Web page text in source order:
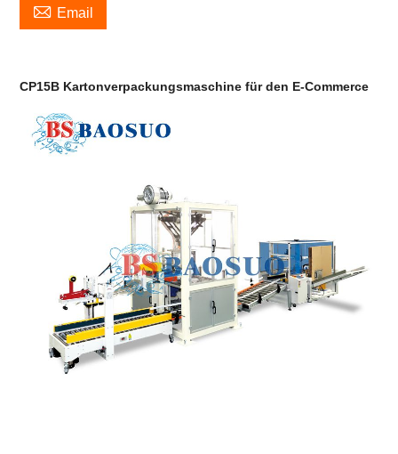
 Email
CP15B Kartonverpackungsmaschine für den E-Commerce